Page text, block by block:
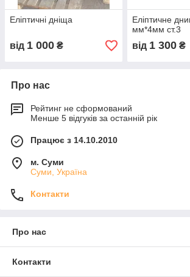
Еліптичні дніща
від 1 000 ₴
Еліптичне
мм*4мм ст.3
від 1 300₴
Про нас
Рейтинг не сформований
Менше 5 відгуків за останній рік
Працює з 14.10.2010
м. Суми
Суми, Україна
Контакти
Про нас
Контакти